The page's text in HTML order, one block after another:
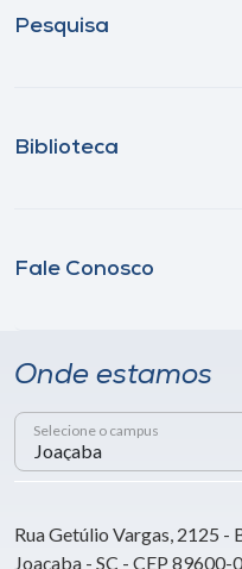
Pesquisa
Biblioteca
Fale Conosco
Onde estamos
Selecione o campus
Rua Getúlio Vargas, 2125 -
Joaçaba - SC - CEP 89600-